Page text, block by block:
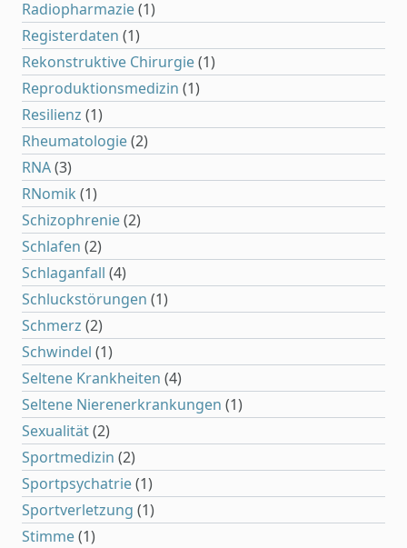
Radiopharmazie(1)
Registerdaten (1)
Rekonstruktive Chirurgie(1)
Reproduktionsmedizin (1)
Resilienz (1)
Rheumatologie(2)
RNA(3)
RNomik (1)
Schizophrenie(2)
Schlafen (2)
Schlaganfall (4)
Schluckstörungen (1)
Schmerz (2)
Schwindel (1)
Seltene Krankheiten (4)
Seltene Nierenerkrankungen (1)
Sexualität(2)
Sportmedizin (2)
Sportpsychatrie(1)
Sportverletzung (1)
Stimme(1)